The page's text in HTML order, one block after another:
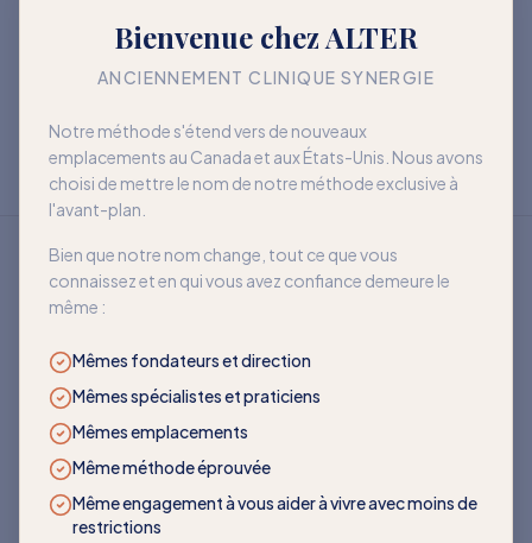
Bienvenue chez ALTER
ANCIENNEMENT CLINIQUE SYNERGIE
Notre méthode s'étend vers de nouveaux
emplacements au Canada et aux États-Unis. Nous avons
choisi de mettre le nom de notre méthode exclusive à
l'avant-plan.
Bien que notre nom change, tout ce que vous
connaissez et en qui vous avez confiance demeure le
même :
Mêmes fondateurs et direction
Mêmes spécialistes et praticiens
Mêmes emplacements
Même méthode éprouvée
Même engagement à vous aider à vivre avec moins de
restrictions
Objectif : mieux vivre
avec la sensibilité
davantage de liberté
LES PLUS DEMANDÉS
Des programmes qui
transforment